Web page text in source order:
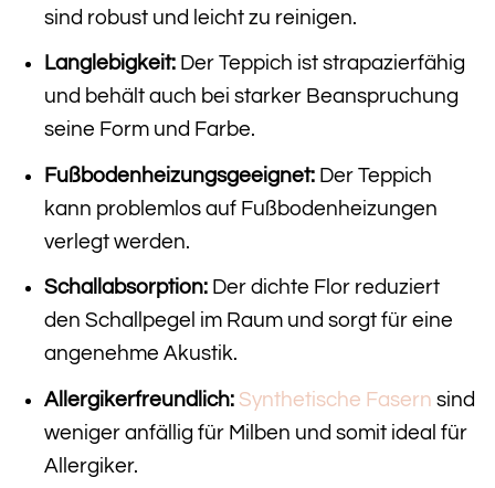
sind robust und leicht zu reinigen.
Langlebigkeit:Der Teppich ist strapazierfähig
und behält auch bei starker Beanspruchung
seine Form und Farbe.
Fußbodenheizungsgeeignet:Der Teppich
kann problemlos auf Fußbodenheizungen
verlegt werden.
Schallabsorption:Der dichte Flor reduziert
den Schallpegel im Raum und sorgt für eine
angenehme Akustik.
Allergikerfreundlich: Synthetische Fasern sind
weniger anfällig für Milben und somit ideal für
Allergiker.